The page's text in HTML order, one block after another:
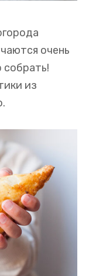
очень
собрать!
из